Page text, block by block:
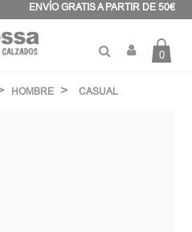
ENVÍO GRATIS A PARTIR DE 50€
0
HOMBRE CASUAL